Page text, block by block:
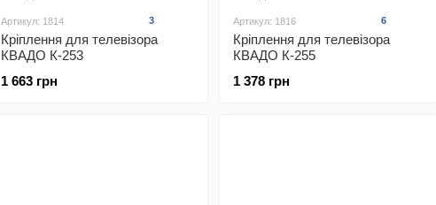
Артикул: 1814 3
Кріплення для телевізора
КВАДО К-253
1 663 грн
Артикул: 1816 6
Кріплення для телевізора
КВАДО К-255
1 378 грн